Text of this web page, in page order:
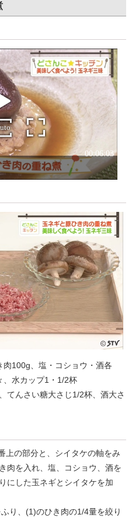
100g、塩・コショウ・酒各
、水カップ1・1/2杯
てんさい糖大さじ1/2杯、酒大さ
上の部分と、シイタケの軸をみ
肉を入れ、塩、コショウ、酒を
にした玉ネギとシイタケを加
り、(1)のひき肉の1/4量を絞り